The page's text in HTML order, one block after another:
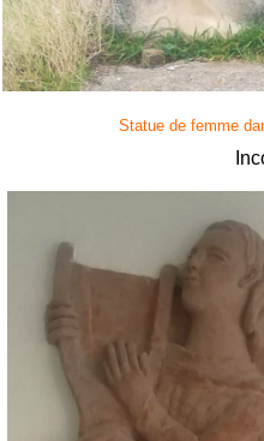
Statue de femme